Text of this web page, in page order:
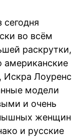
во всём
раскрутки,
американские
Лоуренс
модели
и очень
женщин
и русские